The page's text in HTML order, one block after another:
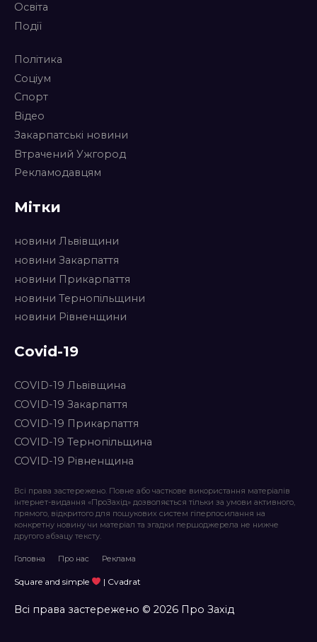
Освіта
Події
Політика
Соціум
Спорт
Відео
Закарпатські новини
Втрачений Ужгород
Рекламодавцям
Мітки
новини Львівщини
новини Закарпаття
новини Прикарпаття
новини Тернопільщини
новини Рівненщини
Covid-19
COVID-19 Львівщина
COVID-19 Закарпаття
COVID-19 Прикарпаття
COVID-19 Тернопільщина
COVID-19 Рівненщина
Всі права застережено. Повне або часткове використання матеріалів
інтернет-видання «ПроЗахід» дозволяється тільки за умови активного,
прямого, відкритого для пошукових систем гіперпосилання на
конкретну новину чи матеріал та згадки першоджерела не нижче
другого абзацу тексту.
Головна Про нас Реклама
Square and simple | Cvadrat
Всі права застережено © 2026 Про Захід